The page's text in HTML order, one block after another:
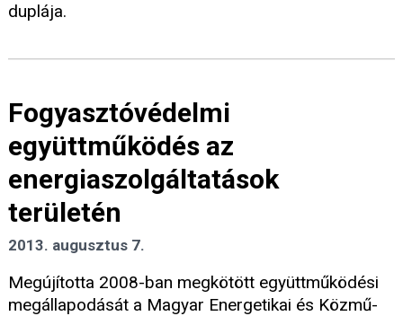
duplája.
Fogyasztóvédelmi
együttműködés az
energiaszolgáltatások
területén
2013. augusztus 7.
Megújította 2008-ban megkötött együttműködési
megállapodását a Magyar Energetikai és Közmű-